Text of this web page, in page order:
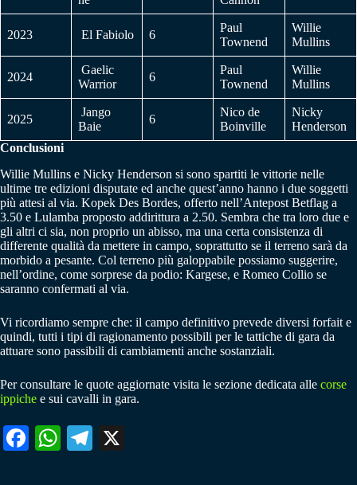
2023 El Fabiolo 6
Paul
Townend
Willie
Mullins
2024
Gaelic
Warrior
6
Paul
Townend
Willie
Mullins
2025
Jango
Baie
6
Nico de
Boinville
Nicky
Henderson
Conclusioni
Willie Mullins e Nicky Henderson si sono spartiti le vittorie nelle
ultime tre edizioni disputate ed anche quest’anno hanno i due soggetti
più attesi al via. Kopek Des Bordes, offerto nell’Antepost Betflag a
3.50 e Lulamba proposto addirittura a 2.50. Sembra che tra loro due e
gli altri ci sia, non proprio un abisso, ma una certa consistenza di
differente qualità da mettere in campo, soprattutto se il terreno sarà da
morbido a pesante. Col terreno più galoppabile possiamo suggerire,
nell’ordine, come sorprese da podio: Kargese, e Romeo Collio se
saranno confermati al via.
Vi ricordiamo sempre che: il campo definitivo prevede diversi forfait e
quindi, tutti i tipi di ragionamento possibili per le tattiche di gara da
attuare sono passibili di cambiamenti anche sostanziali.
Per consultare le quote aggiornate visita le sezione dedicata alle corse
ippiche e sui cavalli in gara.
Fa W
Te